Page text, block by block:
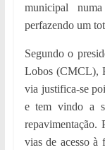
municipal
perfazendo um
Segundo o
Lobos (CMCL),
via justifica-se
e tem vindo a
repavimentação.
vias de acesso à